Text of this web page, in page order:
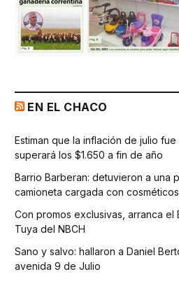
EN EL CHACO
Estiman que la inflación de julio
superará los $1.650 a fin de año
Barrio Barberan: detuvieron a una
camioneta cargada con cosméticos
Con promos exclusivas, arranca el
Tuya del NBCH
Sano y salvo: hallaron a Daniel
avenida 9 de Julio